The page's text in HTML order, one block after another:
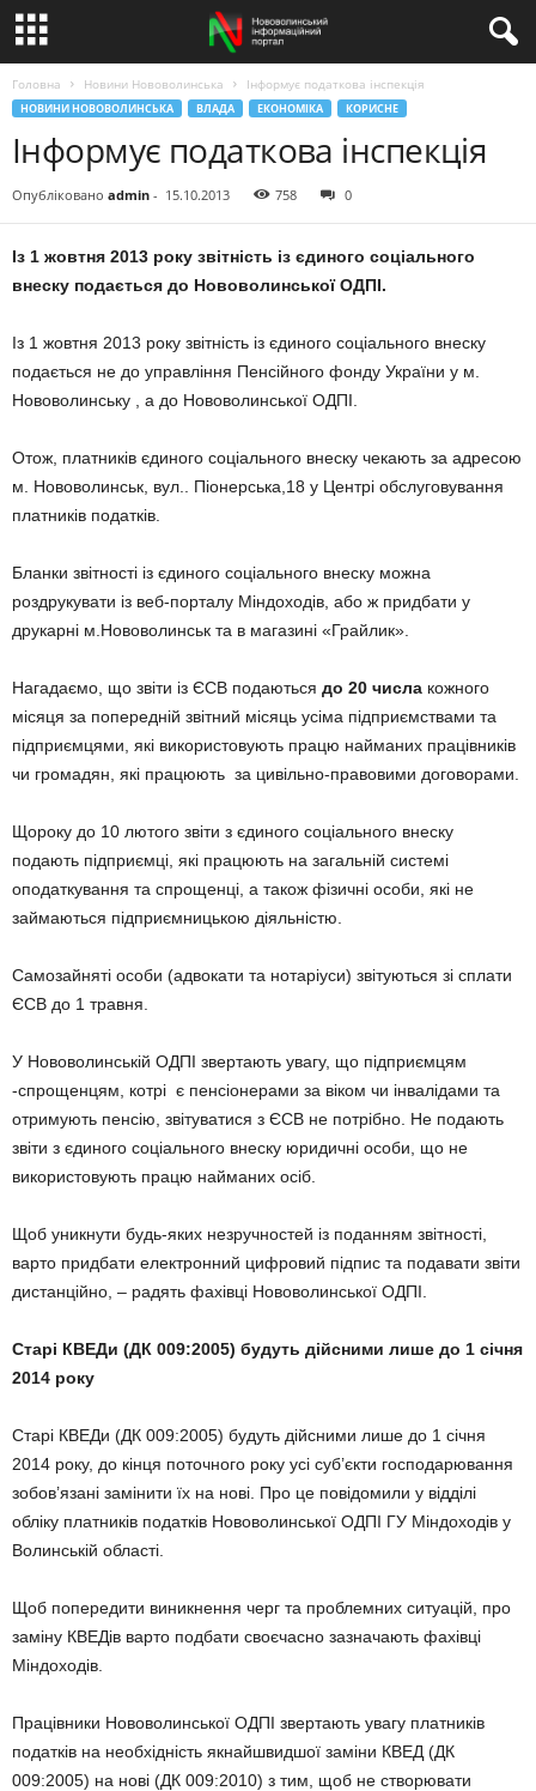
Головна Новини Нововолинська Інформує податкова інспекція
НОВИНИ НОВОВОЛИНСЬКА ВЛАДА ЕКОНОМІКА КОРИСНЕ
Інформує податкова інспекція
Опубліковано admin - 15.10.2013 758 0
Із 1 жовтня 2013 року звітність із єдиного соціального
внеску подається до НововолинськоїОДПІ.
Із 1 жовтня 2013 року звітність із єдиного соціального внеску
подається не до управління Пенсійного фонду України у м.
Нововолинську , а до Нововолинської ОДПІ.
Отож, платників єдиного соціального внеску чекають за адресою
м. Нововолинськ, вул.. Піонерська,18 у Центрі обслуговування
платників податків.
Бланки звітності із єдиного соціального внеску можна
роздрукувати із веб-порталу Міндоходів, або ж придбати у
друкарні м.Нововолинськ та в магазині «Грайлик».
Нагадаємо, що звіти із ЄСВ подаються до 20 числа кожного
місяця за попередній звітний місяць усіма підприємствами та
підприємцями, які використовують працю найманих працівників
чи громадян, які працюють за цивільно-правовими договорами.
Щороку до 10 лютого звіти з єдиного соціального внеску
подають підприємці, які працюють на загальній системі
оподаткування та спрощенці, а також фізичні особи, які не
займаються підприємницькою діяльністю.
Самозайняті особи (адвокати та нотаріуси) звітуються зі сплати
ЄСВ до 1 травня.
У Нововолинській ОДПІ звертають увагу, що підприємцям
-спрощенцям, котрі є пенсіонерами за віком чи інвалідами та
отримують пенсію, звітуватися з ЄСВ не потрібно. Не подають
звіти з єдиного соціального внеску юридичні особи, що не
використовують працю найманих осіб.
Щоб уникнути будь-яких незручностей із поданням звітності,
варто придбати електронний цифровий підпис та подавати звіти
дистанційно, – радять фахівці Нововолинської ОДПІ.
Старі КВЕДи (ДК 009:2005) будуть дійсними лише до 1 січня
2014 року
Старі КВЕДи (ДК 009:2005) будуть дійсними лише до 1 січня
2014 року, до кінця поточного року усі суб’єкти господарювання
зобов’язані замінити їх на нові. Про це повідомили у відділі
обліку платників податків Нововолинської ОДПІ ГУ Міндоходів у
Волинській області.
Щоб попередити виникнення черг та проблемних ситуацій, про
заміну КВЕДів варто подбати своєчасно зазначають фахівці
Міндоходів.
Працівники Нововолинської ОДПІ звертають увагу платників
податків на необхідність якнайшвидшої заміни КВЕД (ДК
009:2005) на нові (ДК 009:2010) з тим, щоб не створювати